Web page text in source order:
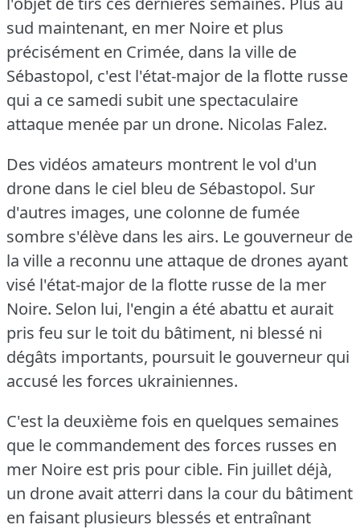
sud maintenant, en mer Noire et plus
précisément en Crimée, dans la ville de
Sébastopol, c'est l'état-major de la flotte russe
qui a ce samedi subit une spectaculaire
attaque menée par un drone. Nicolas Falez.
Des vidéos amateurs montrent le vol d'un
drone dans le ciel bleu de Sébastopol. Sur
d'autres images, une colonne de fumée
sombre s'élève dans les airs. Le gouverneur de
la ville a reconnu une attaque de drones ayant
visé l'état-major de la flotte russe de la mer
Noire. Selon lui, l'engin a été abattu et aurait
pris feu sur le toit du bâtiment, ni blessé ni
dégâts importants, poursuit le gouverneur qui
accusé les forces ukrainiennes.
C'est la deuxième fois en quelques semaines
que le commandement des forces russes en
mer Noire est pris pour cible. Fin juillet déjà,
un drone avait atterri dans la cour du bâtiment
en faisant plusieurs blessés et entraînant